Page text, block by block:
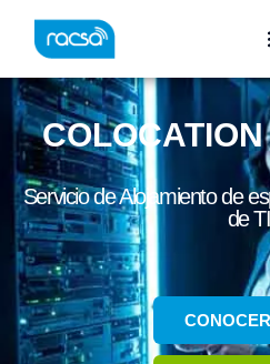
Servicio de Alojamiento de
de TI